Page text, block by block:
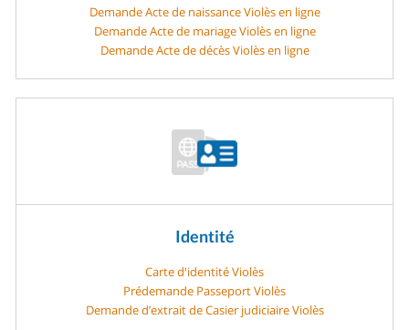
Demande Acte de naissance Violès en ligne
Demande Acte de mariage Violès en ligne
Demande Acte de décès Violès en ligne
Identité
Carte d'identité Violès
Prédemande Passeport Violès
Demande d’extrait de Casier judiciaire Violès